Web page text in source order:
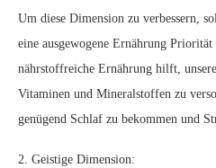
Um diese Dimension zu verbessern,
eine ausgewogene Ernährung
nährstoffreiche Ernährung hilft,
Vitaminen und Mineralstoffen zu
genügend Schlaf zu bekommen und
2. Geistige Dimension: